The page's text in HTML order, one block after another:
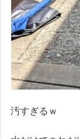
汚すぎるｗ